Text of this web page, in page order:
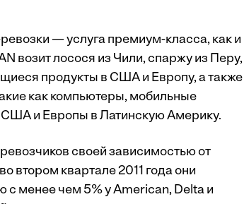
— услуга премиум-класса, как и
возит лосося из Чили, спаржу из Перу,
продукты в США и Европу, а также
как компьютеры, мобильные
и Европы в Латинскую Америку.
своей зависимостью от
втором квартале 2011 года они
с менее чем 5% у American, Delta и